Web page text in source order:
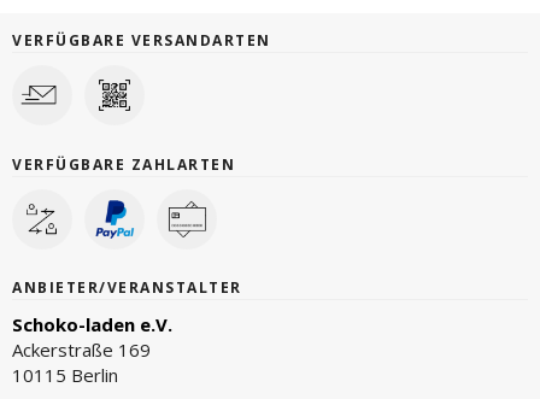
VERFÜGBARE VERSANDARTEN
VERFÜGBARE ZAHLARTEN
ANBIETER/VERANSTALTER
Schoko-laden e.V.
Ackerstraße 169
10115 Berlin